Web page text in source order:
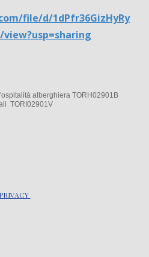
file/d/1dPfr36GizHyRy
view?usp=sharing
alberghiera TORH02901B
TORI02901V
PRIVACY